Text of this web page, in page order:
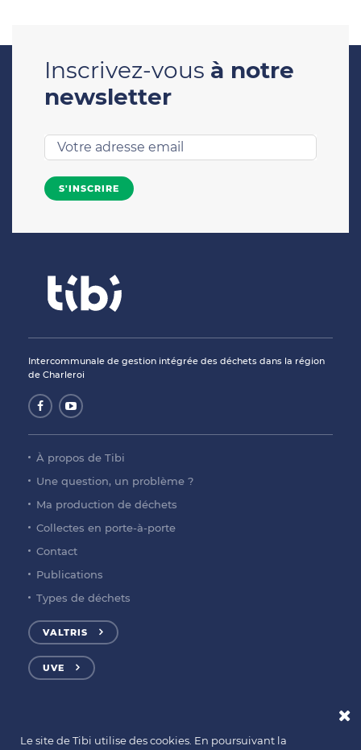
Inscrivez-vous à notre
newsletter
Intercommunale de gestion intégrée des déchets dans la région
de Charleroi
À propos de Tibi
Une question, un problème ?
Ma production de déchets
Collectes en porte-à-porte
Contact
Publications
Types de déchets
VALTRIS
UVE
Le site de Tibi utilise des cookies. En poursuivant la